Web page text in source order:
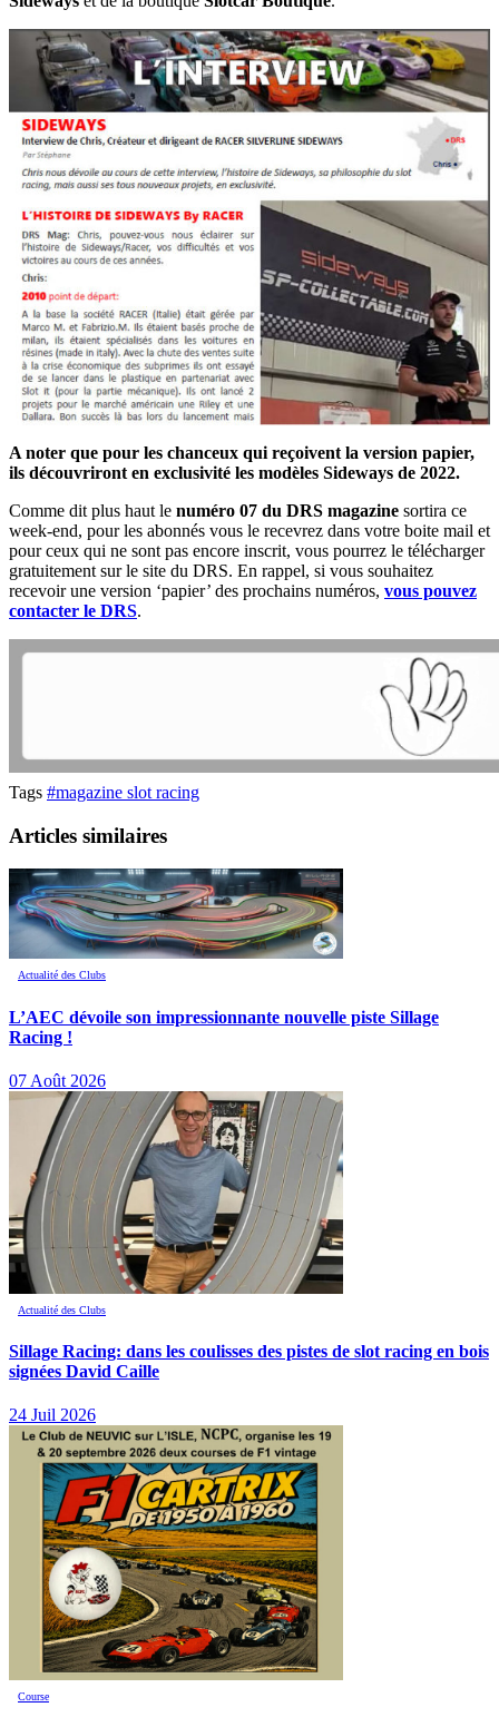
A noter que pour les chanceux qui reçoivent la version papier,
ils découvriront en exclusivité les modèles Sideways de 2022.
Comme dit plus haut le numéro 07 du DRS magazine sortira ce
week-end, pour les abonnés vous le recevrez dans votre boite mail et
pour ceux qui ne sont pas encore inscrit, vous pourrez le télécharger
gratuitement sur le site du DRS. En rappel, si vous souhaitez
recevoir une version ‘papier’ des prochains numéros, vous pouvez
contacter le DRS.
Tags #magazine slot racing
Articles similaires
Actualité des Clubs
L’AEC dévoile son impressionnante nouvelle piste Sillage
Racing !
07 Août 2026
Actualité des Clubs
Sillage Racing: dans les coulisses des pistes de slot racing en bois
signées David Caille
24 Juil 2026
Course